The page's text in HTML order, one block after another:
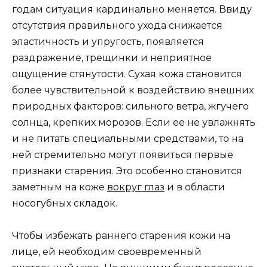
годам ситуация кардинально меняется. Ввиду
отсутствия правильного ухода снижается
эластичность и упругость, появляется
раздражение, трещинки и неприятное
ощущение стянутости. Сухая кожа становится
более чувствительной к воздействию внешних
природных факторов: сильного ветра, жгучего
солнца, крепких морозов. Если ее не увлажнять
и не питать специальными средствами, то на
ней стремительно могут появиться первые
признаки старения. Это особенно становится
заметным на коже вокруг глаз и в области
носогубных складок.
Чтобы избежать раннего старения кожи на
лице, ей необходим своевременный